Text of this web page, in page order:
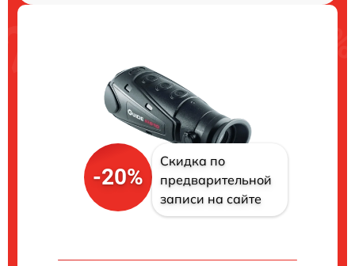
-20%
Скидка по
предварительной
записи на сайте